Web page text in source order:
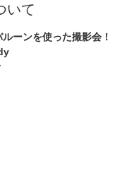
いて
ーンを使った撮影会！